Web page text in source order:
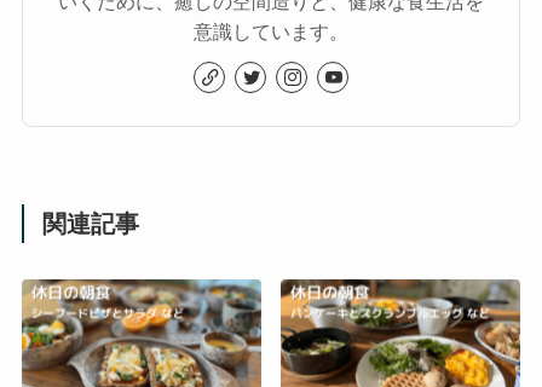
意識しています。
関連記事